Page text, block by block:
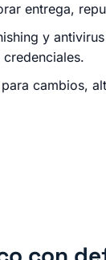
entrega,
y
cambios,